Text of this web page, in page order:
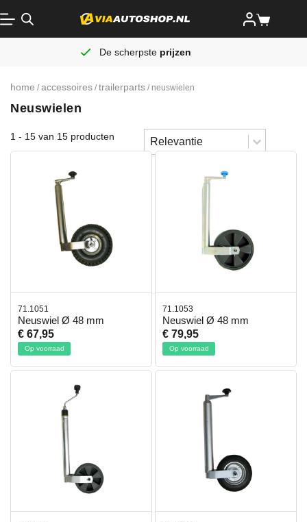
De scherpste prijzen
home / accessoires / trailerparts / neuswielen
Neuswielen
1 - 15 van 15 producten Sorteren
Sort content
Sort content
71.1051
Neuswiel Ø 48 mm
€ 67,95
Op voorraad
71.1053
Neuswiel Ø 48 mm
€ 79,95
Op voorraad